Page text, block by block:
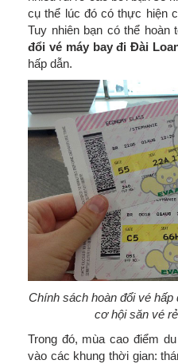
cụ thể lúc đó có thực hiện
Tuy nhiên bạn có thể
đổi vé máy bay đi Đài
hấp dẫn.
Chính sách hoàn đổi vé hấp
cơ hội săn vé
Trong đó, mùa cao điểm
vào các khung thời gian: